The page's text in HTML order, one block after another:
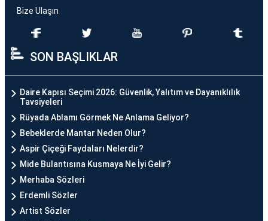
Bize Ulaşın
SON BAŞLIKLAR
Daire Kapısı Seçimi 2026: Güvenlik, Yalıtım ve Dayanıklılık
Tavsiyeleri
Rüyada Ablamı Görmek Ne Anlama Geliyor?
Bebeklerde Mantar Neden Olur?
Aspir Çiçeği Faydaları Nelerdir?
Mide Bulantısına Kusmaya Ne İyi Gelir?
Merhaba Sözleri
Erdemli Sözler
Artist Sözler